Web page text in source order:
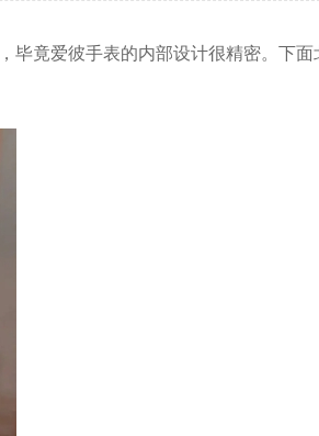
毕竟爱彼手表的内部设计很精密。下面